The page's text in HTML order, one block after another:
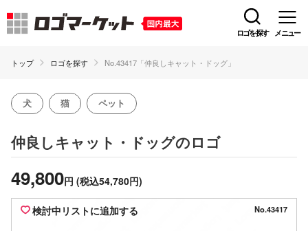
ロゴを探す メニュー
トップ ロゴを探す No.43417「仲良しキャット・ドッグ」
犬 猫 ペット
仲良しキャット・ドッグのロゴ
49,800円 (税込54,780円)
検討中リストに追加する No.43417